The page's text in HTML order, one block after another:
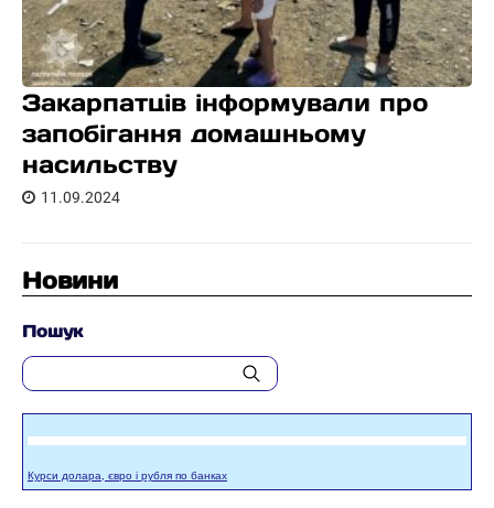
Закарпатців інформували про
запобігання домашньому
насильству
11.09.2024
Новини
Пошук
Курси долара, євро і рубля по банках